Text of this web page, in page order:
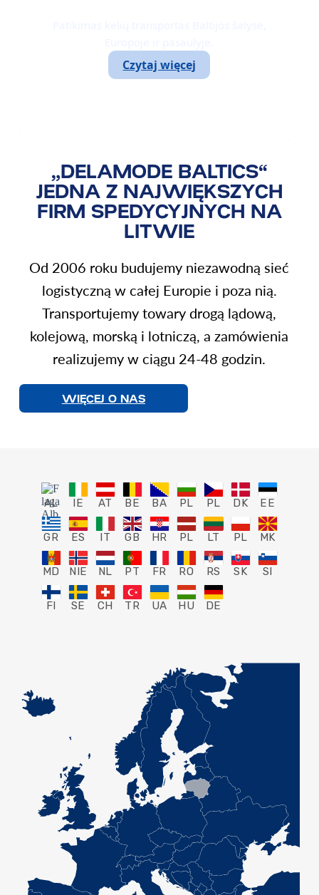
Czytaj więcej
„DELAMODE BALTICS“
JEDNA Z NAJWIĘKSZYCH
FIRM SPEDYCYJNYCH NA
LITWIE
Od 2006 roku budujemy niezawodną sieć
logistyczną w całej Europie i poza nią.
Transportujemy towary drogą lądową,
kolejową, morską i lotniczą, a zamówienia
realizujemy w ciągu 24-48 godzin.
WIĘCEJ O NAS
AL IE AT BE BA PL PL DK EE
GR ES IT GB HR PL LT PL MK
MD NIE NL PT FR RO RS SK SI
FI SE CH TR UA HU DE